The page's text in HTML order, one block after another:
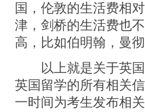
国，伦敦的生活费相
津，剑桥的生活费也
高，比如伯明翰，曼
以上就是关于英国
英国留学的所有相关
一时间为考生发布相关